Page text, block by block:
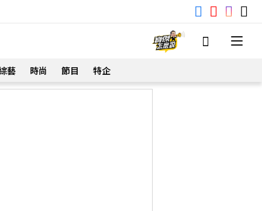
藝 時尚 節目 特企